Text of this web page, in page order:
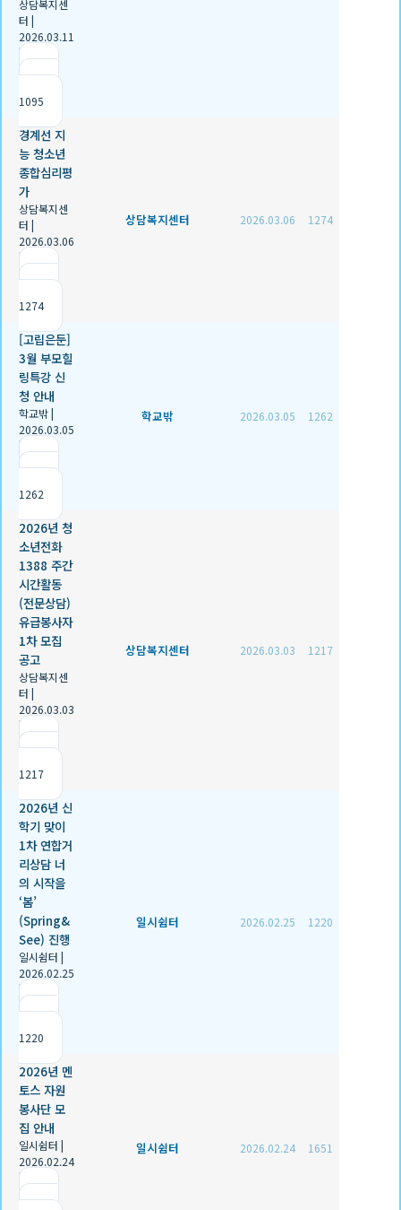
상담복지센
터 |
2026.03.11
|
1095
경계선 지
능 청소년
종합심리평
가
상담복지센
터 |
2026.03.06
|
1274
상담복지센터 2026.03.06 1274
[고립은둔]
3월 부모힐
링특강 신
청 안내
학교밖|
2026.03.05
|
1262
학교밖 2026.03.05 1262
2026년 청
소년전화
1388 주간
시간활동
(전문상담)
유급봉사자
1차 모집
공고
상담복지센
터 |
2026.03.03
|
1217
상담복지센터 2026.03.03 1217
2026년 신
학기 맞이
1차 연합거
리상담 너
의 시작을
‘봄’
(Spring&
See) 진행
일시쉼터 |
2026.02.25
|
1220
일시쉼터 2026.02.25 1220
2026년 멘
토스 자원
봉사단 모
집 안내
일시쉼터 |
2026.02.24
|
일시쉼터 2026.02.24 1651